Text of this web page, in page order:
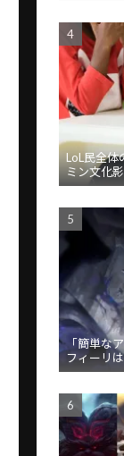
LoL民全体
ミン文化
「簡単な
フィーリ